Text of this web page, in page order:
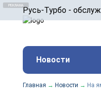
Русь-Турбо -
ООО «Русь-Турбо»
оборудования ТЭС,
и других
Реклама. ООО
erid:Новости
Главная → Новости → На